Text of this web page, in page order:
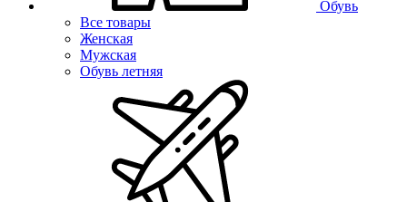
Обувь
Все товары
Женская
Мужская
Обувь летняя